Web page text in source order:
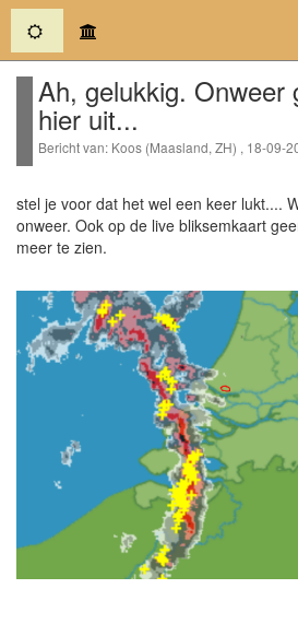
(current)
Ah, gelukkig. Onweer
hier uit...
Bericht van: Koos (Maasland, ZH) , 18-09-
stel je voor dat het wel een keer lukt....
onweer. Ook op de live bliksemkaart
meer te zien.